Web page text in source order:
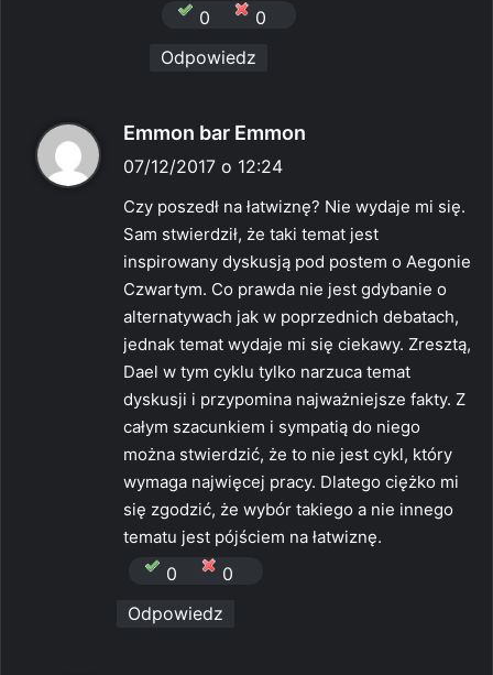
0
0
Odpowiedz
Emmon bar Emmon
z
e
:
07/12/2017 o 12:24
Czy poszedł na łatwiznę? Nie wydaje mi się.
Sam stwierdził, że taki temat jest
inspirowany dyskusją pod postem o Aegonie
Czwartym. Co prawda nie jest gdybanie o
alternatywach jak w poprzednich debatach,
jednak temat wydaje mi się ciekawy. Zresztą,
Dael w tym cyklu tylko narzuca temat
dyskusji i przypomina najważniejsze fakty. Z
całym szacunkiem i sympatią do niego
można stwierdzić, że to nie jest cykl, który
wymaga najwięcej pracy. Dlatego ciężko mi
się zgodzić, że wybór takiego a nie innego
tematu jest pójściem na łatwiznę.
0
0
Odpowiedz